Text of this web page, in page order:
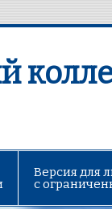
Версия для
с